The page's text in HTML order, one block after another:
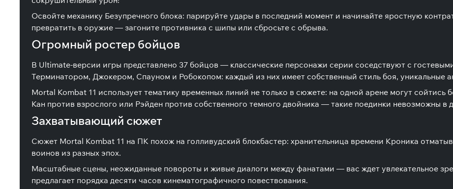
Освойте механику Безупречного блока: парируйте удары в последний момент и начинайте яростную
превратить в оружие — загоните противника с шипы или сбросьте с обрыва.
Огромный ростер бойцов
В Ultimate-версии игры представлено 37 бойцов — классические персонажи серии соседствуют с
Терминатором, Джокером, Спауном и Робокопом: каждый из них имеет собственный стиль боя, уникальные
Mortal Kombat 11 использует тематику временных линий не только в сюжете: на одной арене могут
Кан против взрослого или Рэйден против собственного темного двойника — такие поединки невозможны в
Захватывающий сюжет
Сюжет Mortal Kombat 11 на ПК похож на голливудский блокбастер: хранительница времени Кроника
воинов из разных эпох.
Масштабные сцены, неожиданные повороты и живые диалоги между фанатами — вас ждет увлекательное
предлагает порядка десяти часов кинематографичного повествования.